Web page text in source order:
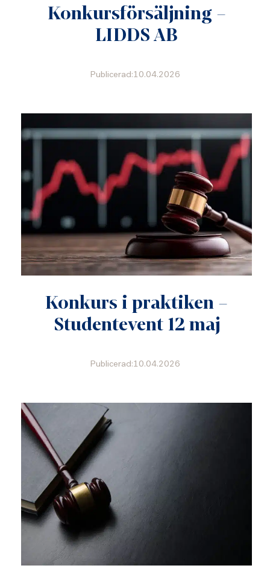
Konkursförsäljning –
LIDDS AB
Publicerad:10.04.2026
Konkurs i praktiken –
Studentevent 12 maj
Publicerad:10.04.2026